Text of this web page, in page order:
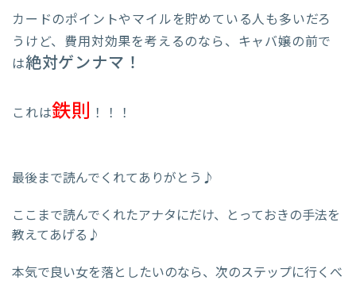
カードのポイントやマイルを貯めている人も多いだろ
うけど、費用対効果を考えるのなら、キャバ嬢の前で
は絶対ゲンナマ！
これは鉄則 ！！！
最後まで読んでくれてありがとう♪
ここまで読んでくれたアナタにだけ、とっておきの手法を
教えてあげる♪
本気で良い女を落としたいのなら、次のステップに行くべ